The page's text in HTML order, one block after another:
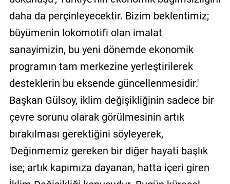
daha da perçinleyecektir. Bizim beklentimiz;
büyümenin lokomotifi olan imalat
sanayimizin, bu yeni dönemde ekonomik
programın tam merkezine yerleştirilerek
desteklerin bu eksende güncellenmesidir.'
Başkan Gülsoy, iklim değişikliğinin sadece bir
çevre sorunu olarak görülmesinin artık
bırakılması gerektiğini söyleyerek,
'Değinmemiz gereken bir diğer hayati başlık
ise; artık kapımıza dayanan, hatta içeri giren